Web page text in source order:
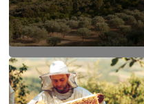
Points forts du